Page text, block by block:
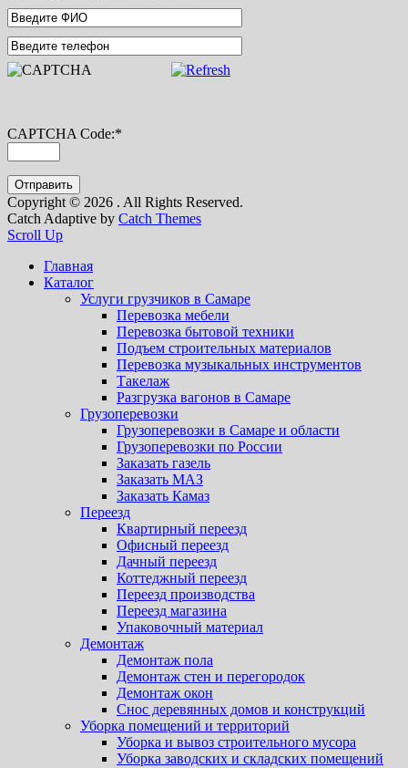
CAPTCHA Code:*
Copyright © 2026 . All Rights Reserved.
Catch Adaptive by Catch Themes
Scroll Up
Главная
Каталог
Услуги грузчиков в Самаре
Перевозка мебели
Перевозка бытовой техники
Подъем строительных материалов
Перевозка музыкальных инструментов
Такелаж
Разгрузка вагонов в Самаре
Грузоперевозки
Грузоперевозки в Самаре и области
Грузоперевозки по России
Заказать газель
Заказать МАЗ
Заказать Камаз
Переезд
Квартирный переезд
Офисный переезд
Дачный переезд
Коттеджный переезд
Переезд производства
Переезд магазина
Упаковочный материал
Демонтаж
Демонтаж пола
Демонтаж стен и перегородок
Демонтаж окон
Снос деревянных домов и конструкций
Уборка помещений и территорий
Уборка и вывоз строительного мусора
Уборка заводских и складских помещений